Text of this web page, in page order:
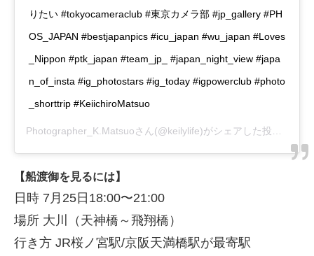
りたい #tokyocameraclub #東京カメラ部 #jp_gallery #PH
OS_JAPAN #bestjapanpics #icu_japan #wu_japan #Loves
_Nippon #ptk_japan #team_jp_ #japan_night_view #japa
n_of_insta #ig_photostars #ig_today #igpowerclub #photo
_shorttrip #KeiichiroMatsuo
Photographer_K.Matsuoさん(@keilylife)がシェアした投稿 –
【船渡御を見るには】
日時 7月25日18:00〜21:00
場所 大川（天神橋～飛翔橋）
行き方 JR桜ノ宮駅/京阪天満橋駅が最寄駅